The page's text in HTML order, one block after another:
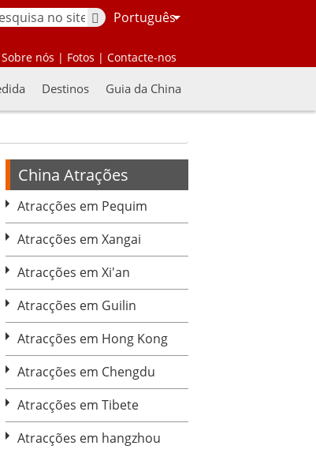
Português
Sobre nós | Fotos | Contacte-nos
Destinos Guia da China
China Atrações
Atracções em Pequim
Atracções em Xangai
Atracções em Xi'an
Atracções em Guilin
Atracções em Hong Kong
Atracções em Chengdu
Atracções em Tibete
Atracções em hangzhou